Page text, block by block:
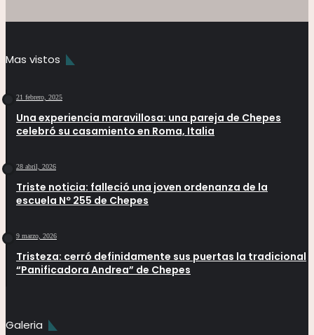
Mas vistos
21 febrero, 2025
Una experiencia maravillosa: una pareja de Chepes
celebró su casamiento en Roma, Italia
28 abril, 2026
Triste noticia: falleció una joven ordenanza de la
escuela Nº 255 de Chepes
9 marzo, 2026
Tristeza: cerró definidamente sus puertas la tradicional
“Panificadora Andrea” de Chepes
Galeria